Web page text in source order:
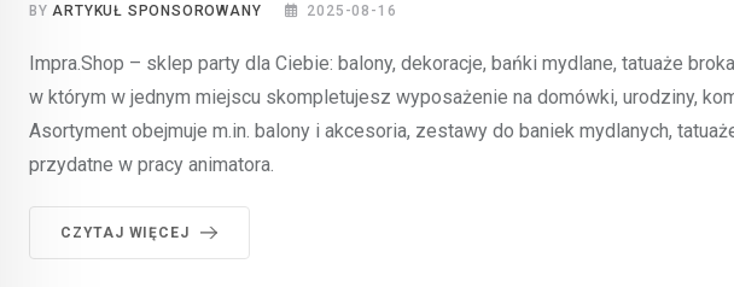
BY ARTYKUŁ SPONSOROWANY 2025-08-16
Impra.Shop – sklep party dla Ciebie: balony, dekoracje, bańki mydlane, tatuaże
w którym w jednym miejscu skompletujesz wyposażenie na domówki, urodziny,
Asortyment obejmuje m.in. balony i akcesoria, zestawy do baniek mydlanych,
przydatne w pracy animatora.
CZYTAJ WIĘCEJ